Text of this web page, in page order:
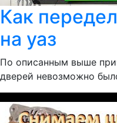
Как
на уаз
По описанным выше
дверей невозможно